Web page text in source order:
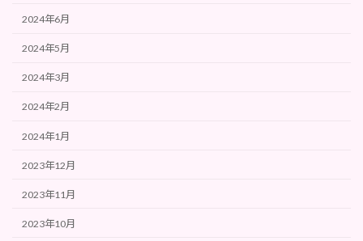
2024年6月
2024年5月
2024年3月
2024年2月
2024年1月
2023年12月
2023年11月
2023年10月